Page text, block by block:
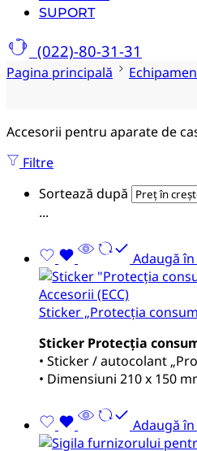
SUPORT
(022)-80-31-31
Pagina principală
Accesorii pentru aparate de
Filtre
Sortează după
...
Adaugă în
Accesorii (ECC)
Sticker „Protecția
Sticker Protecția
• Sticker / autocolant
• Dimensiuni 210 x 150
Adaugă în